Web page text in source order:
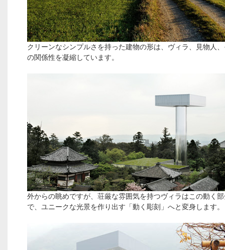
クリーンなシンプルさを持った建物の形は、ヴィラ、見物人
の関係性を凝縮しています。
外からの眺めですが、荘厳な雰囲気を持つヴィラはこの動く
で、ユニークな光景を作り出す「動く彫刻」へと変身します。